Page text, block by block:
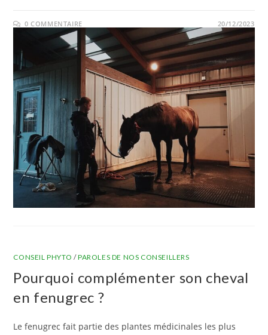
0 COMMENTAIRE 20/12/2023
CONSEIL PHYTO /PAROLES DE NOS CONSEILLERS
Pourquoi complémenter son cheval
en fenugrec ?
Le fenugrec fait partie des plantes médicinales les plus